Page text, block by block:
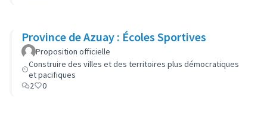
Province de Azuay : Écoles Sportives
Proposition officielle
Construire des villes et des territoires plus démocratiques
et pacifiques
2
0